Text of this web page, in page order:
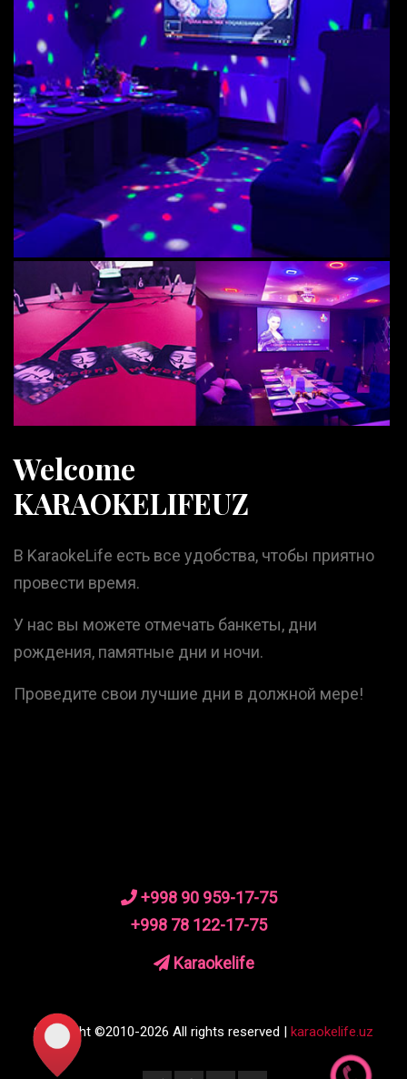
Welcome
KARAOKELIFEUZ
В KaraokeLife есть все удобства, чтобы приятно
провести время.
У нас вы можете отмечать банкеты, дни
рождения, памятные дни и ночи.
Проведите свои лучшие дни в должной мере!
+998 90 959-17-75
+998 78 122-17-75
Karaokelife
Copyright ©2010-2026 All rights reserved | karaokelife.uz